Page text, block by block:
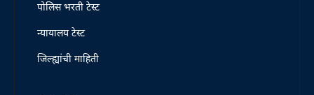
पोलिस भरती टेस्ट
न्यायालय टेस्ट
जिल्ह्यांची माहिती